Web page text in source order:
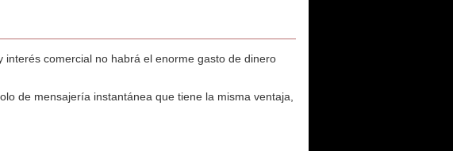
comercial no habrá el enorme gasto de dinero
de mensajería instantánea que tiene la misma ventaja,